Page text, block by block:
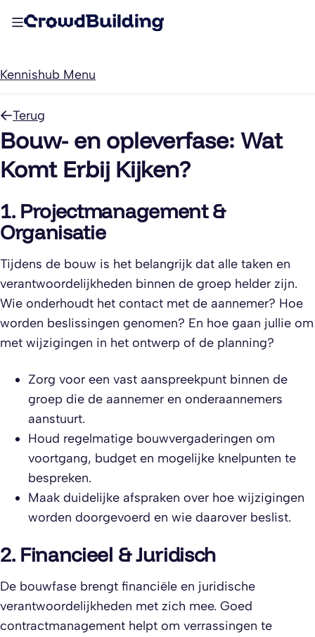
Kennishub Menu
Terug
Bouw- en opleverfase: Wat
Komt Erbij Kijken?
1. Projectmanagement &
Organisatie
Tijdens de bouw is het belangrijk dat alle taken en
verantwoordelijkheden binnen de groep helder zijn.
Wie onderhoudt het contact met de aannemer? Hoe
worden beslissingen genomen? En hoe gaan jullie om
met wijzigingen in het ontwerp of de planning?
Zorg voor een vast aanspreekpunt binnen de
groep die de aannemer en onderaannemers
aanstuurt.
Houd regelmatige bouwvergaderingen om
voortgang, budget en mogelijke knelpunten te
bespreken.
Maak duidelijke afspraken over hoe wijzigingen
worden doorgevoerd en wie daarover beslist.
2. Financieel & Juridisch
De bouwfase brengt financiële en juridische
verantwoordelijkheden met zich mee. Goed
contractmanagement helpt om verrassingen te